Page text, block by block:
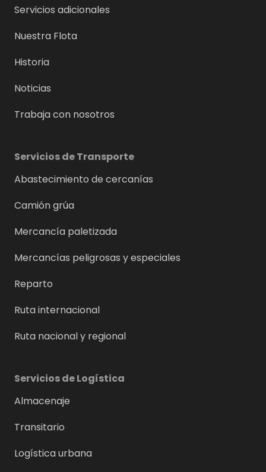
Servicios adicionales
Nuestra Flota
Historia
Noticias
Trabaja con nosotros
Servicios de Transporte
Abastecimiento de cercanías
Camión grúa
Mercancía paletizada
Mercancías peligrosas y especiales
Reparto
Ruta internacional
Ruta nacional y regional
Servicios de Logística
Almacenaje
Transitario
Logística urbana